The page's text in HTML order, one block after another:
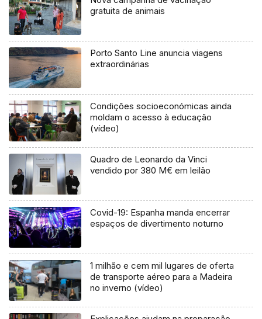
gratuita de animais
Porto Santo Line anuncia viagens
extraordinárias
Condições socioeconómicas ainda
moldam o acesso à educação
(vídeo)
Quadro de Leonardo da Vinci
vendido por 380 M€ em leilão
Covid-19: Espanha manda encerrar
espaços de divertimento noturno
1 milhão e cem mil lugares de oferta
de transporte aéreo para a Madeira
no inverno (vídeo)